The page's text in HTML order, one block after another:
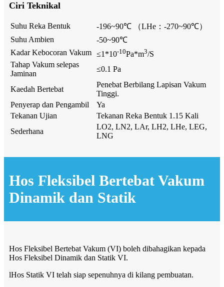
Ciri Teknikal
Suhu Reka Bentuk
-196~90℃ （LHe：-270~90℃）
Suhu Ambien
-50~90℃
Kadar Kebocoran Vakum ≤1*10-10Pa*m3/S
Tahap Vakum selepas
Jaminan
≤0.1 Pa
Kaedah Bertebat
Penebat Berbilang Lapisan Vakum
Tinggi.
Penyerap dan Pengambil
Ya
Tekanan Ujian
Tekanan Reka Bentuk 1.15 Kali
Sederhana
LO2, LN2, LAr, LH2, LHe, LEG,
LNG
Hos Fleksibel Bertebat Vakum
Dinamik dan Statik
Hos Fleksibel Bertebat Vakum (VI) boleh dibahagikan kepada
Hos Fleksibel Dinamik dan Statik VI.
lHos Statik VI telah siap sepenuhnya di kilang pembuatan.